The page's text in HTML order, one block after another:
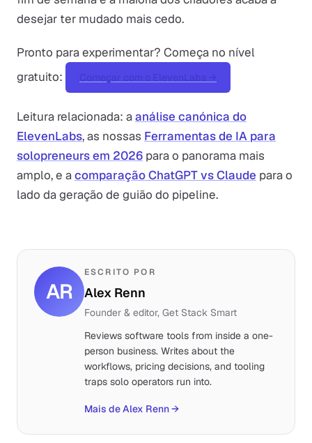
desejar ter mudado mais cedo.
Pronto para experimentar? Começa no nível
gratuito:
Começar com o ElevenLabs →
Leitura relacionada: aanálise canónica do
ElevenLabs, as nossas Ferramentas de IA para
solopreneurs em 2026 para o panorama mais
amplo, e acomparação ChatGPT vs Claude para o
lado da geração de guião do pipeline.
AR
ESCRITO POR
Alex Renn
Founder & editor, Get Stack Smart
Reviews software tools from inside a one-
person business. Writes about the
workflows, pricing decisions, and tooling
traps solo operators run into.
Mais de Alex Renn→